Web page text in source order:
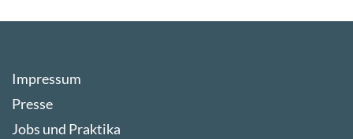
Impressum
Presse
Jobs und Praktika